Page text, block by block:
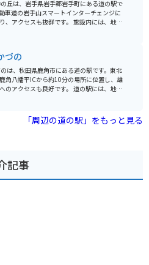
行っています。 また、近隣には、歴史的な
い自然など、見どころもたくさんありま
丘は、岩手県岩手郡岩手町にある道の駅で
車道の岩手山スマートインターチェンジに
セスも抜群です。 施設内には、地元
物を販売する「産地直売館」や、岩手町の
のブランド豚「岩中豚」を使った料理など
駅には広々と
完備されているので安心です。ツーリング
適です。 道の駅 石神の丘は、岩手
喫できるスポットです。ぜひ訪れてみてく
づの
は、秋田県鹿角市にある道の駅です。東北
角八幡平ICから約10分の場所に位置し、雄
セスも良好です。 道の駅には、地元
所があり、新鮮な野菜や果物を購入できま
です。また、レストランでは、鹿角市の郷土
「きりたんぽ鍋」や「八幡平ポーク」を使っ
で、ツーリングにも最適なエリアです。道
拠点に、八幡平の雄大な自然を満喫してみ
辺には、温泉施設やキャンプ
「周辺の道の駅」をもっと見る
記事